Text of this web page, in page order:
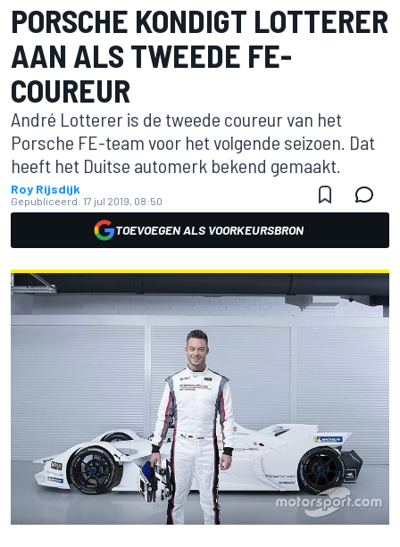
PORSCHE KONDIGT LOTTERER
AAN ALS TWEEDE FE-
COUREUR
André Lotterer is de tweede coureur van het
Porsche FE-team voor het volgende seizoen. Dat
heeft het Duitse automerk bekend gemaakt.
Roy Rijsdijk
Gepubliceerd: 17 jul 2019, 08:50
TOEVOEGEN ALS VOORKEURSBRON